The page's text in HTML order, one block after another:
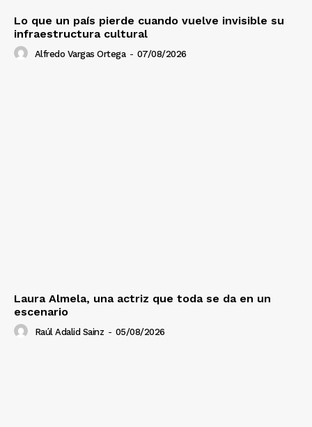
Lo que un país pierde cuando vuelve invisible su
infraestructura cultural
Alfredo Vargas Ortega - 07/08/2026
Laura Almela, una actriz que toda se da en un
escenario
Raúl Adalid Sainz - 05/08/2026